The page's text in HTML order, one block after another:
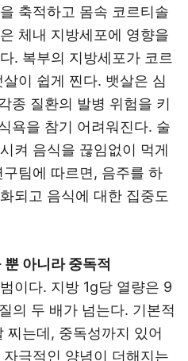
축적하고 몸속 코르티솔
체내 지방세포에 영향을
. 복부의 지방세포가 코르
이 쉽게 찐다. 뱃살은 심
종 질환의 발병 위험을 키
욕을 참기 어려워진다. 술
켜 음식을 끊임없이 먹게
팀에 따르면, 음주를 하
되고 음식에 대한 집중도
아니라 중독적
이다. 지방 1g당 열량은 9
의 두 배가 넘는다. 기본적
찌는데, 중독성까지 있어
극적인 양념이 더해지는